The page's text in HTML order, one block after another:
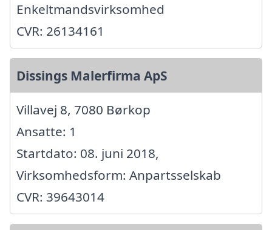
Enkeltmandsvirksomhed
CVR: 26134161
Dissings Malerfirma ApS
Villavej 8, 7080 Børkop
Ansatte: 1
Startdato: 08. juni 2018,
Virksomhedsform: Anpartsselskab
CVR: 39643014